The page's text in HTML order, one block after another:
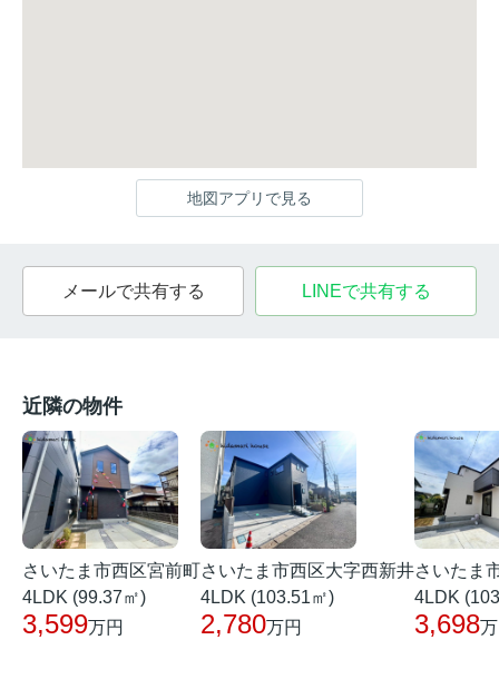
地図アプリで見る
メールで共有する LINEで共有する
近隣の物件
さいたま市西区宮前町
4LDK (99.37㎡)
3,599万円
さいたま市西区大字西新井
4LDK (103.51㎡)
2,780万円
さいたま
4LDK
3,698